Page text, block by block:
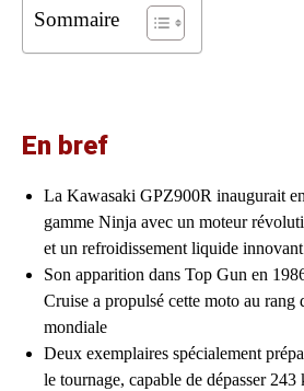
Sommaire
En bref
La Kawasaki GPZ900R inaugurait
gamme Ninja avec un moteur
et un refroidissement liquide innovant
Son apparition dans Top Gun en
Cruise a propulsé cette moto au rang
mondiale
Deux exemplaires spécialement
le tournage, capable de dépasser 243